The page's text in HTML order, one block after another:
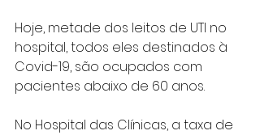
Hoje, metade dos leitos de UTI no
hospital, todos eles destinados à
Covid-19, são ocupados com
pacientes abaixo de 60 anos.
No Hospital das Clínicas, a taxa de